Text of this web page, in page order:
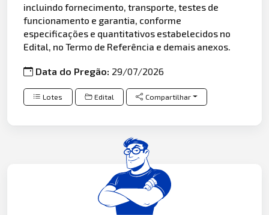
incluindo fornecimento, transporte, testes de
funcionamento e garantia, conforme
especificações e quantitativos estabelecidos no
Edital, no Termo de Referência e demais anexos.
Data do Pregão: 29/07/2026
Lotes Edital Compartilhar